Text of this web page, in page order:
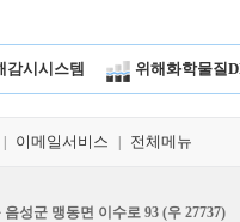
감시시스템 위해화학물질
이메일서비스 전체메뉴
음성군 맹동면 이수로 93 (우 27737)